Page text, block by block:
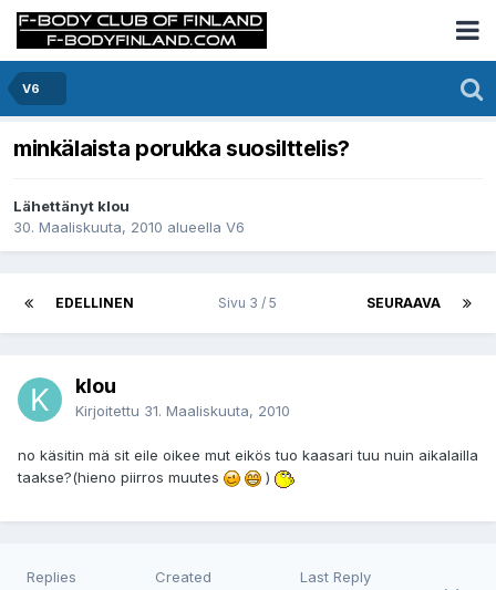
V6
minkälaista porukka suosilttelis?
Lähettänyt klou
30. Maaliskuuta, 2010 alueella V6
EDELLINEN SEURAAVA
Sivu 3 / 5
klou
Kirjoitettu 31. Maaliskuuta, 2010
no käsitin mä sit eile oikee mut eikös tuo kaasari tuu nuin aikalailla
taakse?(hieno piirros muutes
)
Replies Created Last Reply